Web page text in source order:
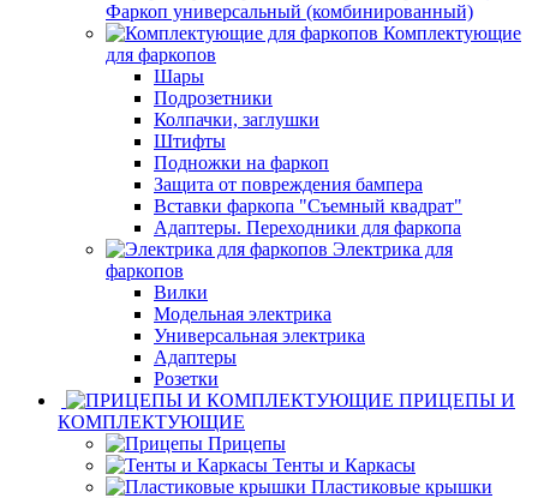
Фаркоп универсальный (комбинированный)
Комплектующие
для фаркопов
Шары
Подрозетники
Колпачки, заглушки
Штифты
Подножки на фаркоп
Защита от повреждения бампера
Вставки фаркопа "Съемный квадрат"
Адаптеры. Переходники для фаркопа
Электрика для
фаркопов
Вилки
Модельная электрика
Универсальная электрика
Адаптеры
Розетки
ПРИЦЕПЫ И
КОМПЛЕКТУЮЩИЕ
Прицепы
Тенты и Каркасы
Пластиковые крышки